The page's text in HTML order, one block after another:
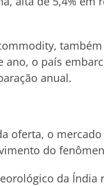
ano, o país
anual.
oferta, o
do
da Índia